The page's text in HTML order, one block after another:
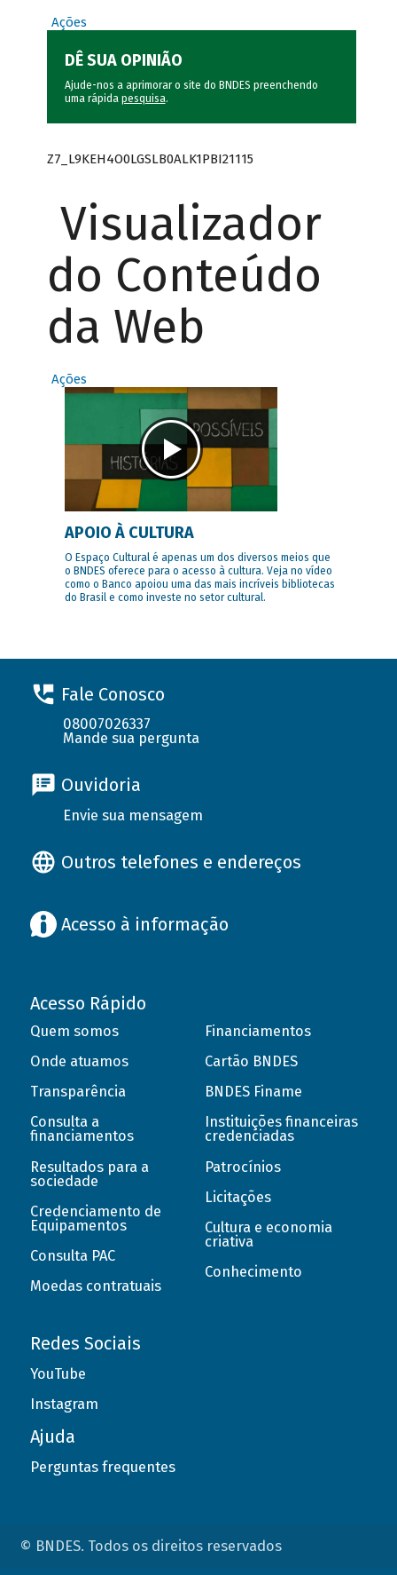
Ações
DÊ SUA OPINIÃO
Ajude-nos a aprimorar o site do BNDES preenchendo
uma rápida pesquisa.
Z7_L9KEH4O0LGSLB0ALK1PBI21115
Visualizador
do Conteúdo
da Web
Ações
APOIO À CULTURA
O Espaço Cultural é apenas um dos diversos meios que
o BNDES oferece para o acesso à cultura. Veja no vídeo
como o Banco apoiou uma das mais incríveis bibliotecas
do Brasil e como investe no setor cultural.
Fale Conosco
08007026337
Mande sua pergunta
Ouvidoria
Envie sua mensagem
Outros telefones e endereços
Acesso à informação
Acesso Rápido
Quem somos
Onde atuamos
Transparência
Consulta a
financiamentos
Resultados para a
sociedade
Credenciamento de
Equipamentos
Consulta PAC
Moedas contratuais
Financiamentos
Cartão BNDES
BNDES Finame
Instituições financeiras
credenciadas
Patrocínios
Licitações
Cultura e economia
criativa
Conhecimento
Redes Sociais
YouTube
Instagram
Ajuda
Perguntas frequentes
© BNDES. Todos os direitos reservados